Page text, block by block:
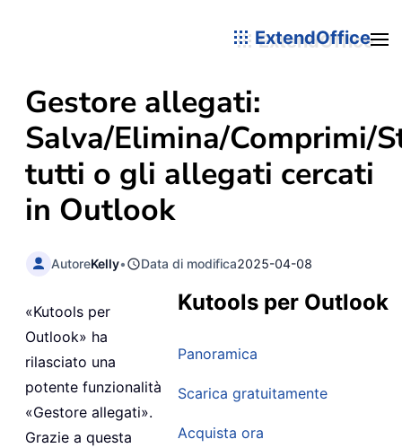
ExtendOffice
Gestore allegati:
Salva/Elimina/Comprimi/
tutti o gli allegati cercati
in Outlook
AutoreKelly• Data di modifica2025-04-08
Kutools per Outlook
Panoramica
Scarica gratuitamente
Acquista ora
«Kutools per
Outlook» ha
rilasciato una
potente funzionalità
«Gestore allegati».
Grazie a questa